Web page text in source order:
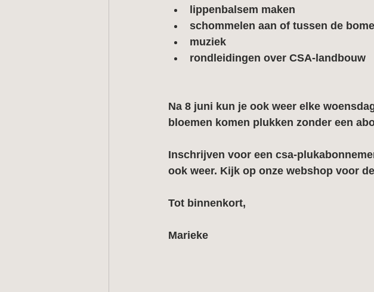
lippenbalsem maken
schommelen aan of tussen de
muziek
rondleidingen over CSA-landbouw
Na 8 juni kun je ook weer elke
bloemen komen plukken zonder een
Inschrijven voor een csa-
ook weer. Kijk op onze webshop voor de
Tot binnenkort,
Marieke